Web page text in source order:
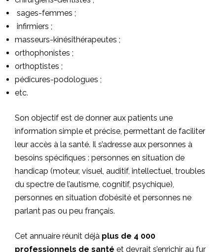
sages-femmes ;
infirmiers ;
masseurs-kinésithérapeutes ;
orthophonistes ;
orthoptistes ;
pédicures-podologues ;
etc.
Son objectif est de donner aux patients une
information simple et précise, permettant de faciliter
leur accès à la santé. Il s’adresse aux personnes à
besoins spécifiques : personnes en situation de
handicap (moteur, visuel, auditif, intellectuel, troubles
du spectre de l’autisme, cognitif, psychique),
personnes en situation d’obésité et personnes ne
parlant pas ou peu français.
Cet annuaire réunit déjà plus de 4 000
professionnels de santé et devrait s’enrichir au fur